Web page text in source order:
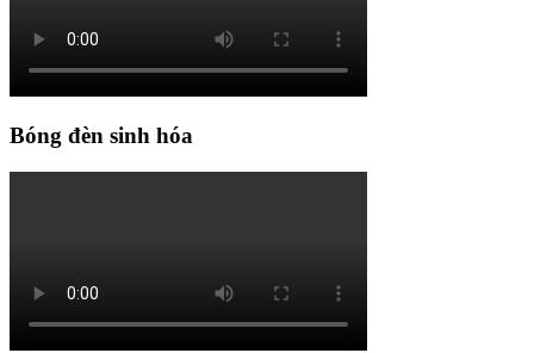
Bóng đèn sinh hóa